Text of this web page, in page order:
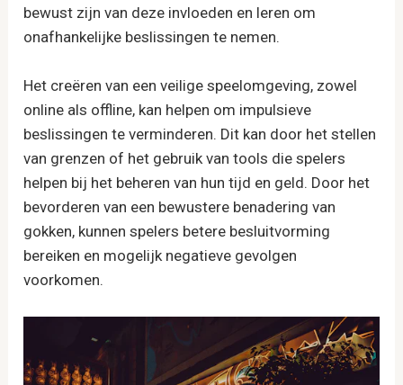
bewust zijn van deze invloeden en leren om
onafhankelijke beslissingen te nemen.
Het creëren van een veilige speelomgeving, zowel
online als offline, kan helpen om impulsieve
beslissingen te verminderen. Dit kan door het stellen
van grenzen of het gebruik van tools die spelers
helpen bij het beheren van hun tijd en geld. Door het
bevorderen van een bewustere benadering van
gokken, kunnen spelers betere besluitvorming
bereiken en mogelijk negatieve gevolgen
voorkomen.